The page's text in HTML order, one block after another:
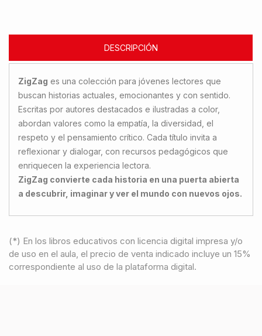
DESCRIPCIÓN
ZigZag es una colección para jóvenes lectores que
buscan historias actuales, emocionantes y con sentido.
Escritas por autores destacados e ilustradas a color,
abordan valores como la empatía, la diversidad, el
respeto y el pensamiento crítico. Cada título invita a
reflexionar y dialogar, con recursos pedagógicos que
enriquecen la experiencia lectora.
ZigZag convierte cada historia en una puerta abierta
a descubrir, imaginar y ver el mundo con nuevos ojos.
(*) En los libros educativos con licencia digital impresa y/o
de uso en el aula, el precio de venta indicado incluye un 15%
correspondiente al uso de la plataforma digital.